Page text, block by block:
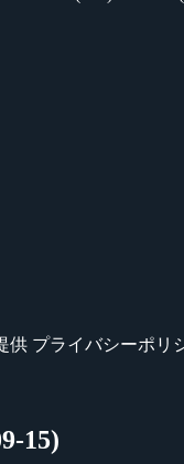
供 プライバシーポリ
15)